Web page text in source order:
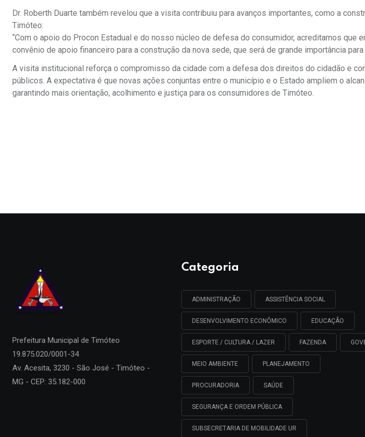
Dr. Roberth Duarte também revelou que a visita contribuiu para avanços importantes, como a
Timóteo:
“Com o apoio do Procon Estadual e do nosso núcleo de defesa do consumidor, acreditamos que
convênio de apoio financeiro para a construção da nova sede, que será de grande importância
A visita institucional reforça o compromisso da cidade com a defesa dos direitos do cidadão e
públicos. A expectativa é que novas ações conjuntas entre o município e o Estado ampliem o
garantindo mais orientação, acolhimento e justiça para os consumidores de Timóteo.
Prefeitura Municipal de Timóteo
19.875.020/0001-34
Av. Acesita, 3230 - São José - Timóteo -
MG - CEP: 35.182-000
Categoria
ADMINISTRAÇÃO ASSISTÊNCIA SOCIAL
DESENVOLVIMENTO ECONÔMICO EDUCAÇÃO
ESPORTE / CULTURA / LAZER FAZENDA
MEIO AMBIENTE PLANEJAMENTO
PROCURADORIA SAÚDE
SEGURANÇA E ORDEM PÚBLICA
SUBSECRETARIA DE MOBILIDADE UR